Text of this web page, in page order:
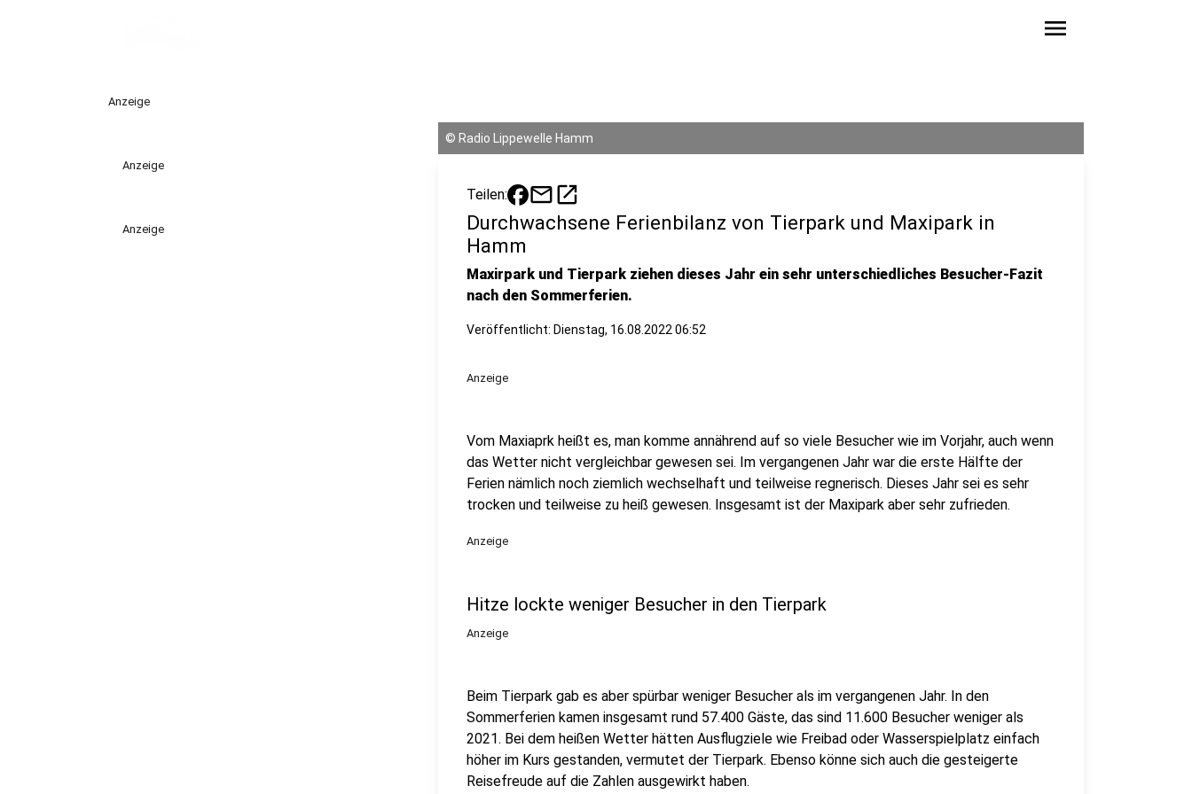
menu
Anzeige
Anzeige
Anzeige
© Radio Lippewelle Hamm
Teilen: mailopen_in_new
Durchwachsene Ferienbilanz von Tierpark und Maxipark in
Hamm
Maxirpark und Tierpark ziehen dieses Jahr ein sehr unterschiedliches Besucher-Fazit
nach den Sommerferien.
Veröffentlicht: Dienstag, 16.08.2022 06:52
Anzeige
Vom Maxiaprk heißt es, man komme annährend auf so viele Besucher wie im Vorjahr, auch wenn
das Wetter nicht vergleichbar gewesen sei. Im vergangenen Jahr war die erste Hälfte der
Ferien nämlich noch ziemlich wechselhaft und teilweise regnerisch. Dieses Jahr sei es sehr
trocken und teilweise zu heiß gewesen. Insgesamt ist der Maxipark aber sehr zufrieden.
Anzeige
Hitze lockte weniger Besucher in den Tierpark
Anzeige
Beim Tierpark gab es aber spürbar weniger Besucher als im vergangenen Jahr. In den
Sommerferien kamen insgesamt rund 57.400 Gäste, das sind 11.600 Besucher weniger als
2021. Bei dem heißen Wetter hätten Ausflugziele wie Freibad oder Wasserspielplatz einfach
höher im Kurs gestanden, vermutet der Tierpark. Ebenso könne sich auch die gesteigerte
Reisefreude auf die Zahlen ausgewirkt haben.